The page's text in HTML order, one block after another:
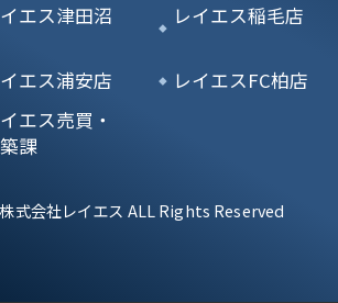
エス津田沼
レイエス稲毛店
エス浦安店
レイエスFC柏店
エス売買・
課
式会社レイエス ALL Rights Reserved